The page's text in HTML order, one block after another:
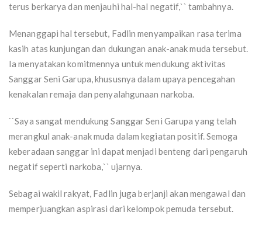
terus berkarya dan menjauhi hal-hal negatif,`` tambahnya.
Menanggapi hal tersebut, Fadlin menyampaikan rasa terima
kasih atas kunjungan dan dukungan anak-anak muda tersebut.
Ia menyatakan komitmennya untuk mendukung aktivitas
Sanggar Seni Garupa, khususnya dalam upaya pencegahan
kenakalan remaja dan penyalahgunaan narkoba.
``Saya sangat mendukung Sanggar Seni Garupa yang telah
merangkul anak-anak muda dalam kegiatan positif. Semoga
keberadaan sanggar ini dapat menjadi benteng dari pengaruh
negatif seperti narkoba,`` ujarnya.
Sebagai wakil rakyat, Fadlin juga berjanji akan mengawal dan
memperjuangkan aspirasi dari kelompok pemuda tersebut.